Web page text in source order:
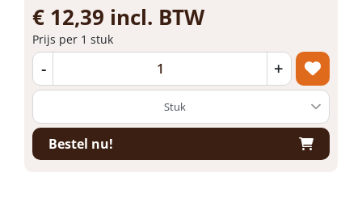
€ 12,39 incl. BTW
Prijs per 1 stuk
- +
Bestel nu!